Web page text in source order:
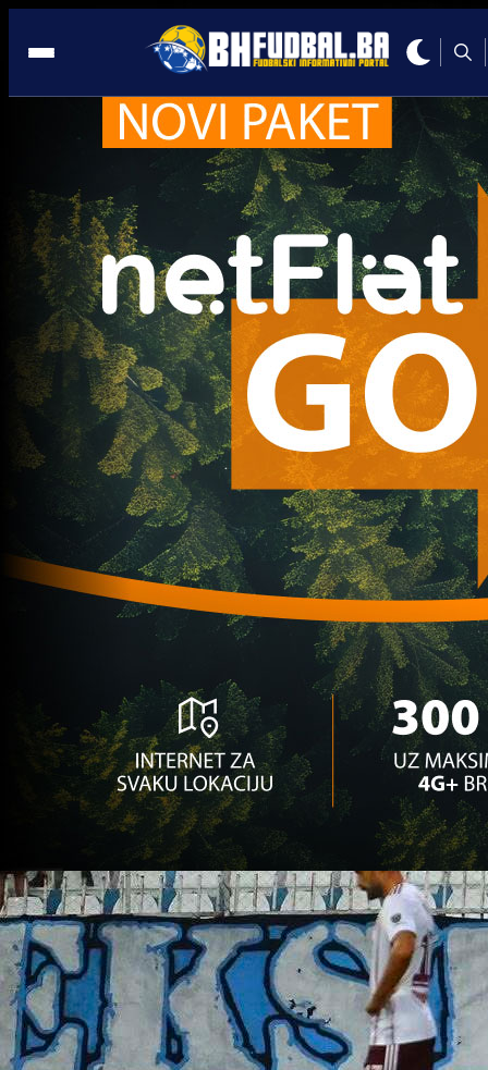
Ostale lige
Ostale lige
Veliki gest: Sudija prekinuo utakmicu Schalkea
kako bi igrači iftarili!
5 mjesec 2 dan
Ostale lige
Stigao je taj trenutak: Guliashvili postigao
u dresu Racinga!
5 mjesec 1 sedmica